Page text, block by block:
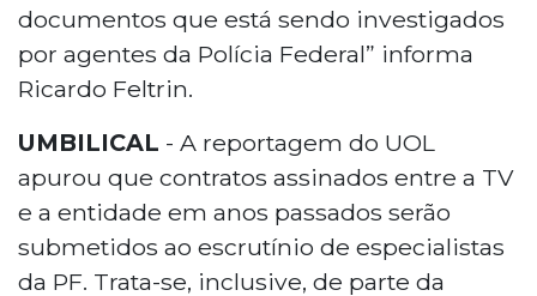
documentos que está sendo investigados
por agentes da Polícia Federal” informa
Ricardo Feltrin.
UMBILICAL - A reportagem do UOL
apurou que contratos assinados entre a TV
e a entidade em anos passados serão
submetidos ao escrutínio de especialistas
da PF. Trata-se, inclusive, de parte da